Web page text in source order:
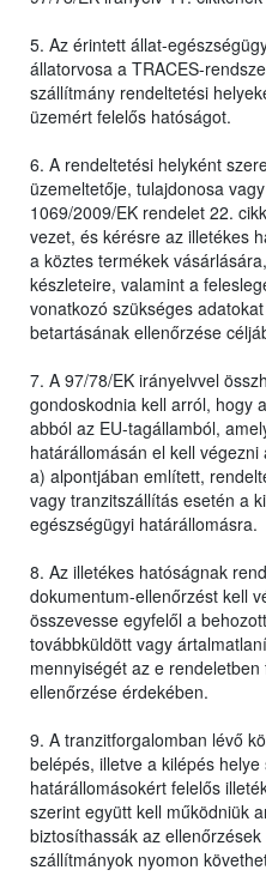
5. Az érintett állat-
állatorvosa a TRACES-
szállítmány rendeltetési
üzemért felelős hatóságot.
6. A rendeltetési helyként
üzemeltetője, tulajdonosa
1069/2009/EK rendelet 22.
vezet, és kérésre az illetékes
a köztes termékek
készleteire, valamint a
vonatkozó szükséges
betartásának ellenőrzése
7. A 97/78/EK irányelvvel
gondoskodnia kell arról, hogy
abból az EU-tagállamból,
határállomásán el kell
a) alpontjában említett,
vagy tranzitszállítás esetén a
egészségügyi határállomásra.
8. Az illetékes hatóságnak
dokumentum-ellenőrzést kell
összevesse egyfelől a
továbbküldött vagy
mennyiségét az e
ellenőrzése érdekében.
9. A tranzitforgalomban lévő
belépés, illetve a kilépés
határállomásokért felelős
szerint együtt kell működniük
biztosíthassák az
szállítmányok nyomon